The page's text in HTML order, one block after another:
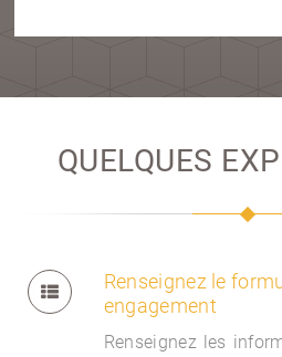
QUELQUES
Renseignez le
engagement
Renseignez les